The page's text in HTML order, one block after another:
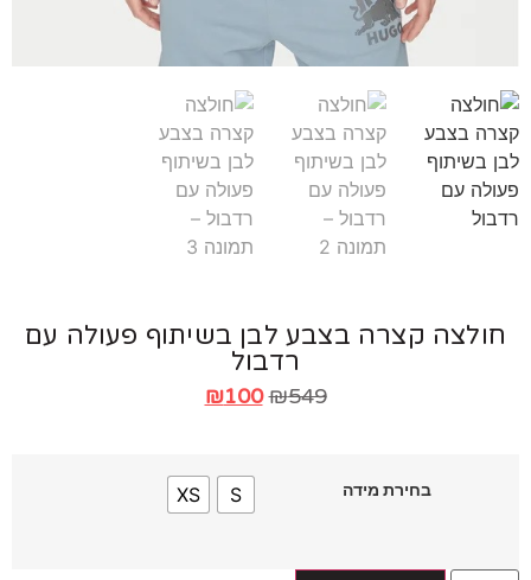
קצרה בצבע לבן בשיתוף פעולה עם
רדבול
₪
₪100
בחירת מידה XS